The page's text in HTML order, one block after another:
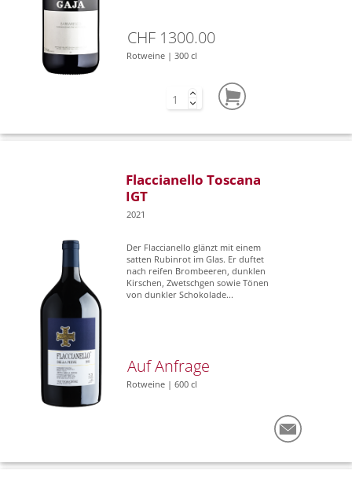
CHF 1300.00
Rotweine | 300 cl
Flaccianello Toscana
IGT
2021
Der Flaccianello glänzt mit einem
satten Rubinrot im Glas. Er duftet
nach reifen Brombeeren, dunklen
Kirschen, Zwetschgen sowie Tönen
von dunkler Schokolade...
Auf Anfrage
Rotweine | 600 cl